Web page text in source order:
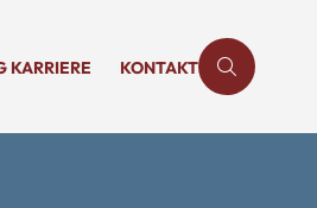
KARRIERE KONTAKT